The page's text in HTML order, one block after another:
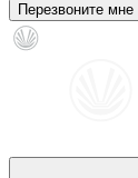
Перезвоните мне